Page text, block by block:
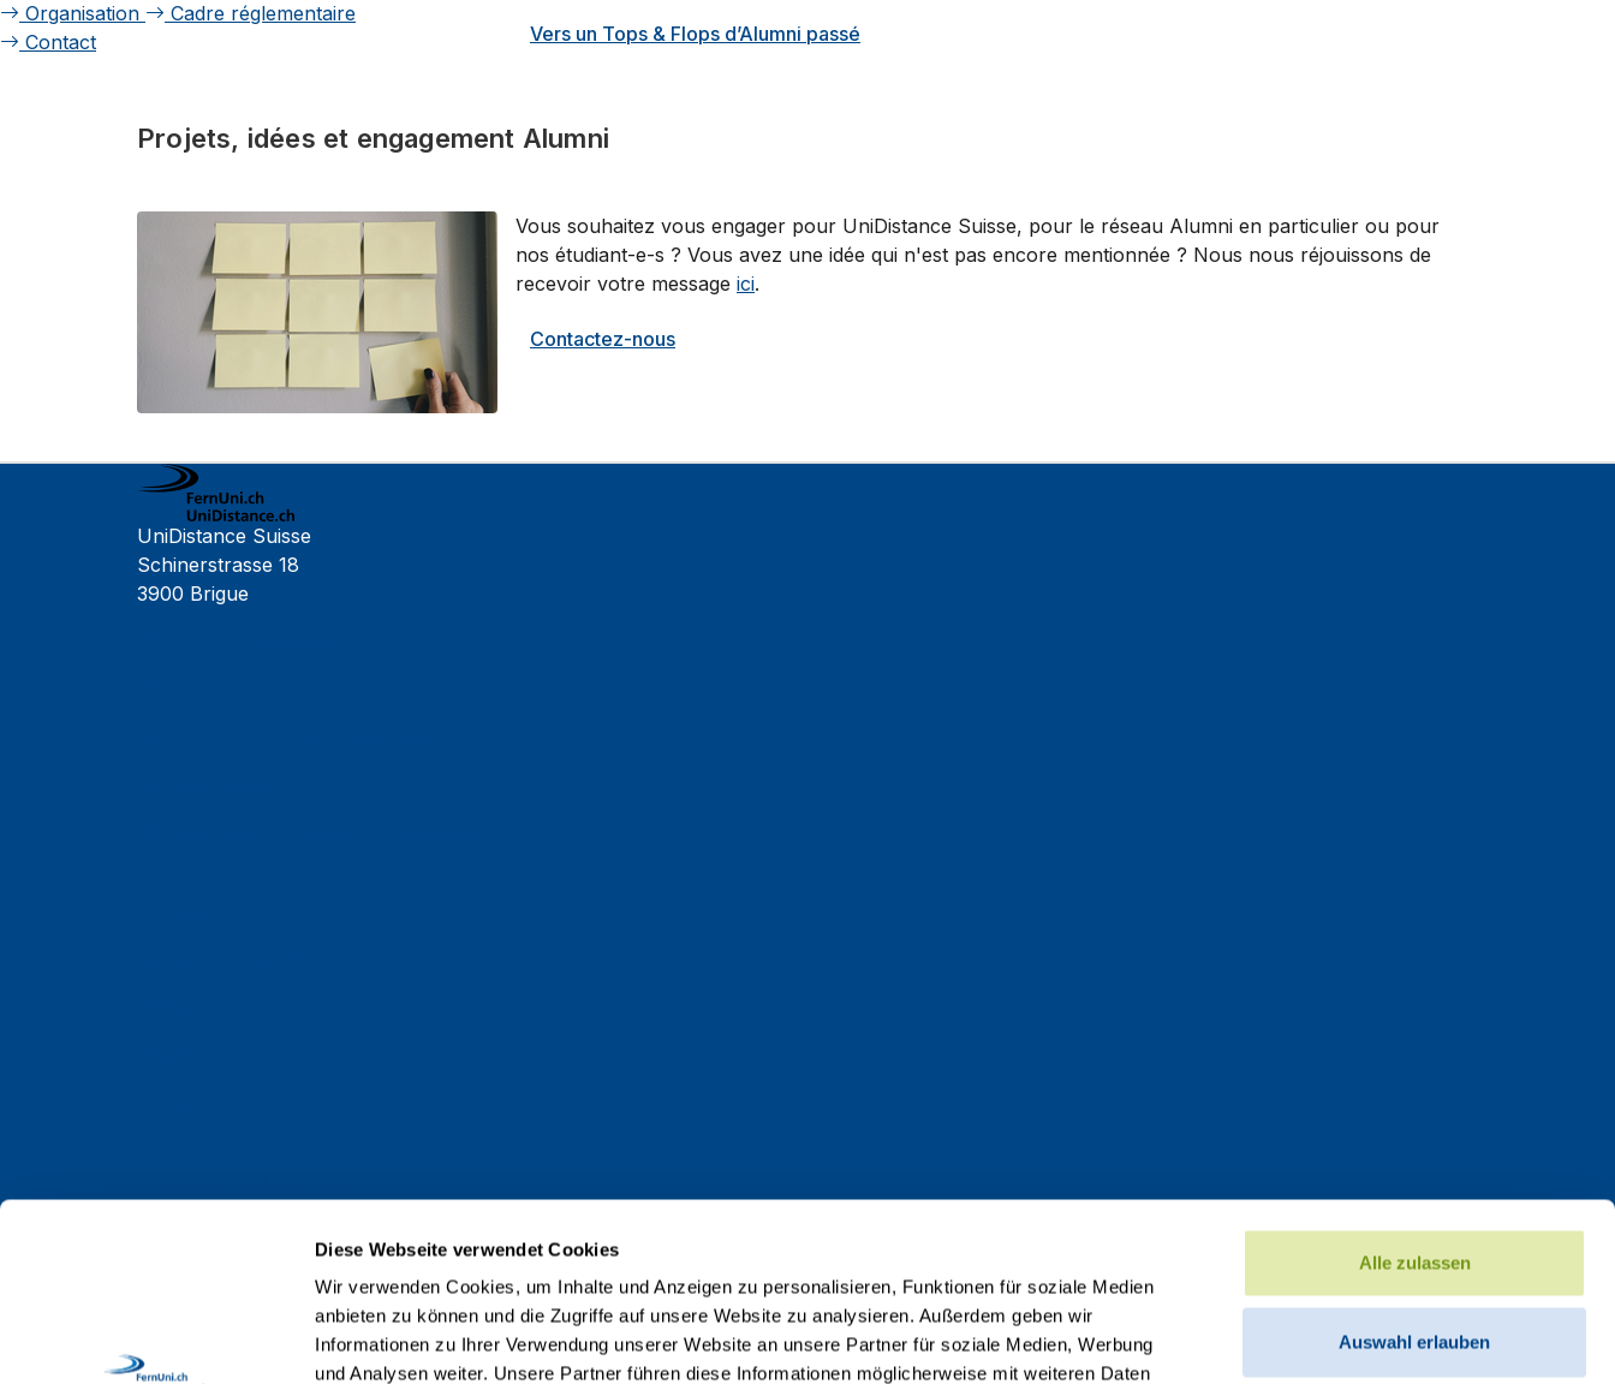
Diese Webseite verwendet Cookies
Wir verwenden Cookies, um Inhalte und Anzeigen zu personalisieren, Funktionen für soziale Medien
anbieten zu können und die Zugriffe auf unsere Website zu analysieren. Außerdem geben wir
Informationen zu Ihrer Verwendung unserer Website an unsere Partner für soziale Medien, Werbung
und Analysen weiter. Unsere Partner führen diese Informationen möglicherweise mit weiteren Daten
Alle zulassen
Auswahl erlauben
Organisation
Cadre réglementaire
Contact
Vers un Tops & Flops d’Alumni passé
Projets, idées et engagement Alumni
Vous souhaitez vous engager pour UniDistance Suisse, pour le réseau Alumni en particulier ou pour
nos étudiant-e-s ? Vous avez une idée qui n'est pas encore mentionnée ? Nous nous réjouissons de
recevoir votre message ici.
Contactez-nous
UniDistance Suisse
Schinerstrasse 18
3900 Brigue
Collaboratrices et collaborateurs